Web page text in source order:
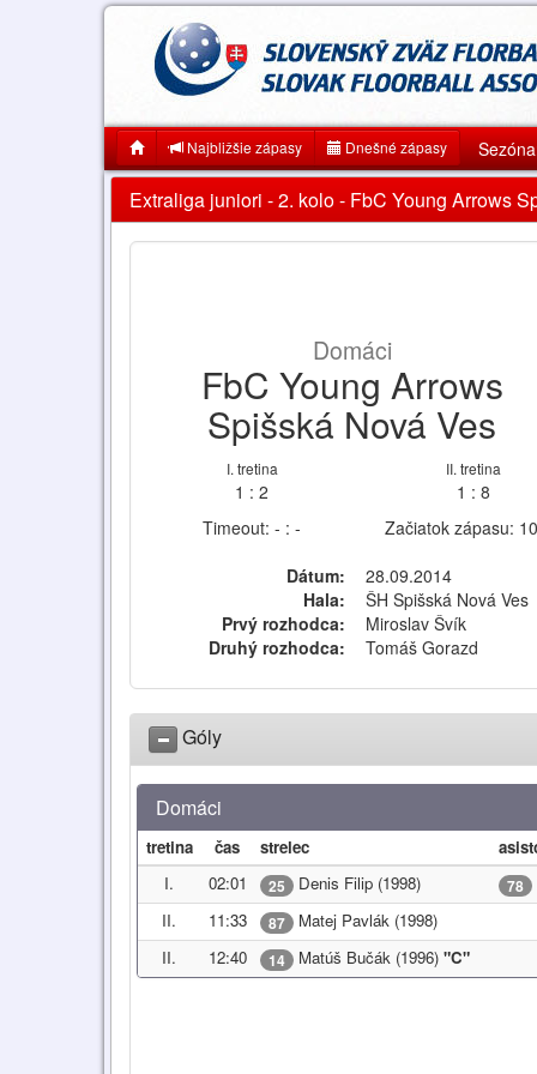
Najbližšie zápasy Dnešné zápasy
Extraliga juniori - 2. kolo - FbC Young Arrows
Domáci
FbC Young Arrows
Spišská Nová Ves
I. tretina
1 : 2
II. tretina
1 : 8
Timeout: - : -
Začiatok zápasu:
Dátum:
28.09.2014
Hala:
ŠH Spišská Nová Ves
Prvý rozhodca:
Miroslav Švík
Druhý rozhodca:
Tomáš Gorazd
Góly
Domáci
tretina čas strelec
I.
02:01 25 Denis Filip (1998) 78
II.
11:33 87 Matej Pavlák (1998)
II.
12:40 14 Matúš Bučák (1996) "C"